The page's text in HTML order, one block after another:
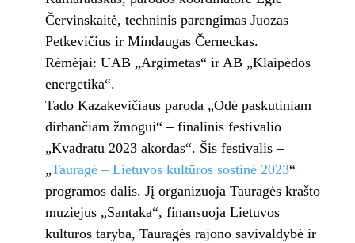
Červinskaitė, techninis parengimas Juozas
Petkevičius ir Mindaugas Černeckas.
Rėmėjai: UAB „Argimetas“ ir AB „Klaipėdos
energetika“.
Tado Kazakevičiaus paroda „Odė paskutiniam
dirbančiam žmogui“ – finalinis festivalio
„Kvadratu 2023 akordas“. Šis festivalis –
„Tauragė – Lietuvos kultūros sostinė 2023“
programos dalis. Jį organizuoja Tauragės krašto
muziejus „Santaka“, finansuoja Lietuvos
kultūros taryba, Tauragės rajono savivaldybė ir